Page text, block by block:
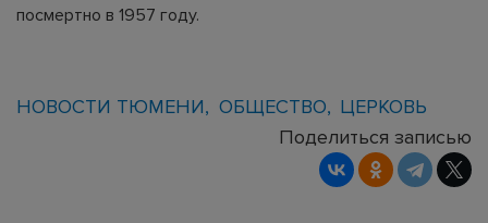
посмертно в 1957 году.
НОВОСТИ ТЮМЕНИ ОБЩЕСТВО
ЦЕРКОВЬ
Поделиться записью